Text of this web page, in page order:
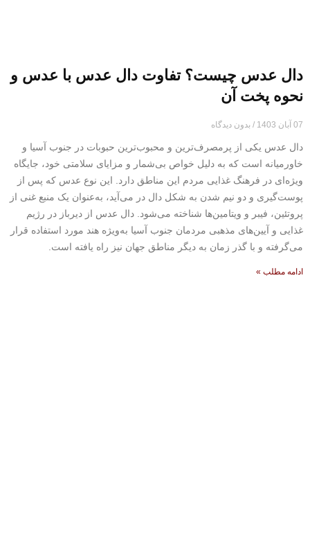
دال عدس چیست؟ تفاوت دال عدس با عدس و
نحوه پخت آن
07 آبان 1403 بدون دیدگاه
دال عدس یکی از پرمصرف‌ترین و محبوب‌ترین حبوبات در جنوب آسیا و
خاورمیانه است که به دلیل خواص بی‌شمار و مزایای سلامتی خود، جایگاه
ویژه‌ای در فرهنگ غذایی مردم این مناطق دارد. این نوع عدس که پس از
پوست‌گیری و دو نیم شدن به شکل دال در می‌آید، به‌عنوان یک منبع غنی از
پروتئین، فیبر و ویتامین‌ها شناخته می‌شود. دال عدس از دیرباز در رژیم
غذایی و آیین‌های مذهبی مردمان جنوب آسیا به‌ویژه هند مورد استفاده قرار
می‌گرفته و با گذر زمان به دیگر مناطق جهان نیز راه یافته است.
ادامه مطلب »